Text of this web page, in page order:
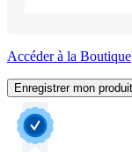
Accéder à la Boutique
Enregistrer mon produit